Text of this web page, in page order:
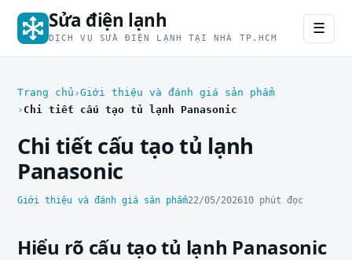
Sửa điện lạnh
DỊCH VỤ SỬA ĐIỆN LẠNH TẠI NHÀ TP.HCM
☰
Trang chủ Giới thiệu và đánh giá sản phẩm
Chi tiết cấu tạo tủ lạnh Panasonic
Chi tiết cấu tạo tủ lạnh
Panasonic
Giới thiệu và đánh giá sản phẩm22/05/202610 phút đọc
Hiểu rõ cấu tạo tủ lạnh Panasonic